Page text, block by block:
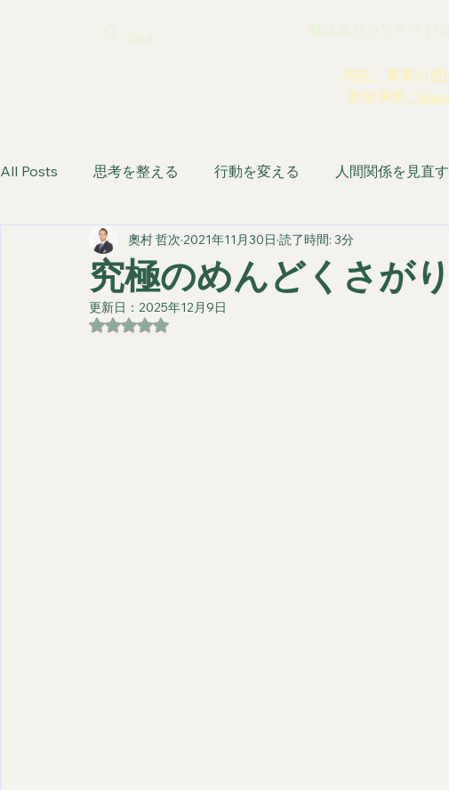
株式会社ラフティ |
現在、事業の選
新規事業 「
All Posts 思考を整える 行動を変える 人間関係を見直す
生き方を取り戻す
究極のめんどくさが
奧村 哲次 2021年11月30日 読了時間: 3分
更新日： 2025年12月9日
5つ星のうちNaNと評価されています。